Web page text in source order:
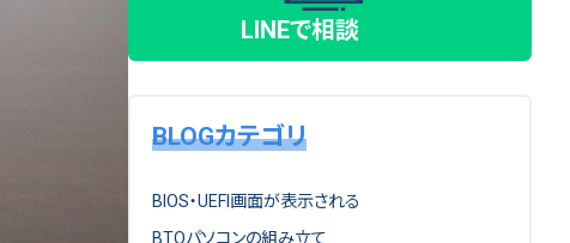
LINEで相談
BLOGカテゴリ
BIOS・UEFI画面が表示される
BTOパソコンの組み立て